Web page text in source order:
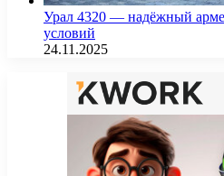
Урал 4320 — надёжный
условий
24.11.2025